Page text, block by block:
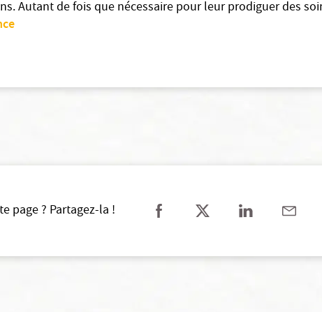
Autant de fois que nécessaire pour leur prodiguer des
page ? Partagez-la !